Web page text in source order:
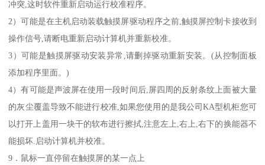
冲突,这时软件重新启动运行校准程序。
2）可能是在主机启动装载触摸屏驱动程序之前,触摸屏控制卡接收到
操作信号,请断电重新启动计算机并重新校准。
3）可能是触摸屏驱动安装异常,请删掉驱动重新安装。(从控制面板
添加程序里面。)
4）有可能是声波屏在使用一段时间后,屏四周的反射条纹上面被大量
的灰尘覆盖导致不能进行校准,如果您使用的是我公司KA型机柜您可
以打开上盖用一块干的软布进行擦拭,注意左上,右上,右下的换能器不
能损坏.启动计算机并校准。
9．鼠标一直停留在触摸屏的某一点上